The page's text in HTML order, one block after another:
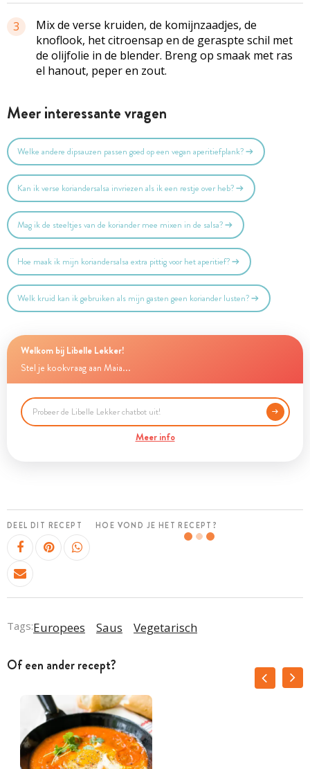
3
Mix de verse kruiden, de komijnzaadjes, de
knoflook, het citroensap en de geraspte schil met
de olijfolie in de blender. Breng op smaak met ras
el hanout, peper en zout.
Meer interessante vragen
Welke andere dipsauzen passen goed op een vegan aperitiefplank?
Kan ik verse koriandersalsa invriezen als ik een restje over heb?
Mag ik de steeltjes van de koriander mee mixen in de salsa?
Hoe maak ik mijn koriandersalsa extra pittig voor het aperitief?
Welk kruid kan ik gebruiken als mijn gasten geen koriander lusten?
Welkom bij Libelle Lekker!
Stel je kookvraag aan Maia...
Meer info
DEEL DIT RECEPT HOE VOND JE HET RECEPT?
Tags:Europees Saus Vegetarisch
Of een ander recept?